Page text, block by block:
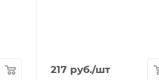
217 руб./шт